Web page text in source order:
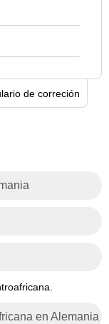
de correción
en Alemania